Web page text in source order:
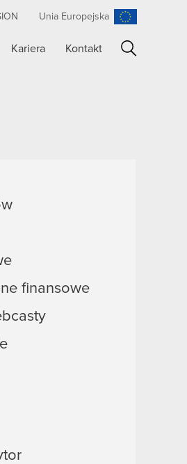
Unia Europejska
Kariera Kontakt
finansowe